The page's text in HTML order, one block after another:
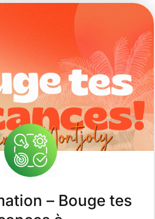
– Bouge tes
07
Août
2026
Les vendredis